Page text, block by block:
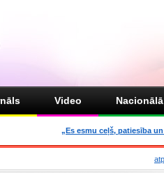
Video
„Es esmu ceļš, patiesība